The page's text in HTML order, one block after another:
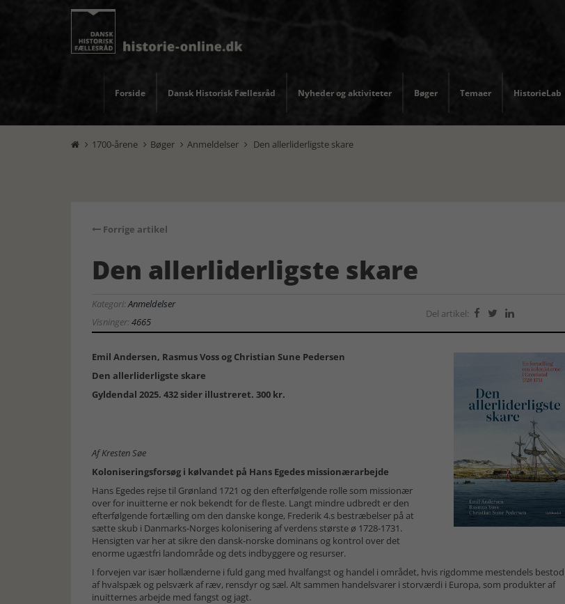
Forside Dansk Historisk Fællesråd Nyheder og aktiviteter Bøger Temaer HistorieLab
 1700-årene  Bøger  Anmeldelser  Den allerliderligste skare
Forrige artikel
Den allerliderligste skare
Kategori:Anmeldelser
Visninger:4665
Del artikel:   
Emil Andersen, Rasmus Voss og Christian Sune Pedersen
Den allerliderligste skare
Gyldendal 2025. 432 sider illustreret. 300 kr.
Af Kresten Søe
Koloniseringsforsøg i kølvandet på Hans Egedes missionærarbejde
Hans Egedes rejse til Grønland 1721 og den efterfølgende rolle som missionær
over for inuitterne er nok bekendt for de fleste. Langt mindre udbredt er den
efterfølgende fortælling om den danske konge, Frederik 4.s bestræbelser på at
sætte skub i Danmarks-Norges kolonisering af verdens største ø 1728-1731.
Hensigten var her at sikre den dansk-norske dominans og kontrol over det
enorme ugæstfri landområde og dets indbyggere og resurser.
I forvejen var især hollænderne i fuld gang med hvalfangst og handel i området, hvis rigdomme mestendels bestod
af hvalspæk og pelsværk af ræv, rensdyr og sæl. Alt sammen handelsvarer i storværdi i Europa, som produkter af
inuitternes arbejde med fangst og jagt.